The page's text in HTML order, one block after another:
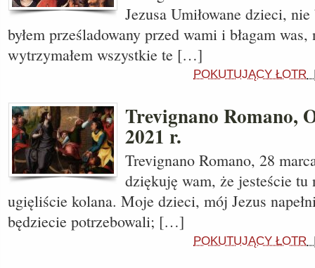
Jezusa Umiłowane dzieci,
byłem prześladowany przed wami i błagam
wytrzymałem wszystkie te […]
POKUTUJĄCY ŁOTR
Trevignano Romano,
2021 r.
Trevignano Romano, 28
dziękuję wam, że jesteście
ugięliście kolana. Moje dzieci, mój Jezus
będziecie potrzebowali; […]
POKUTUJĄCY ŁOTR